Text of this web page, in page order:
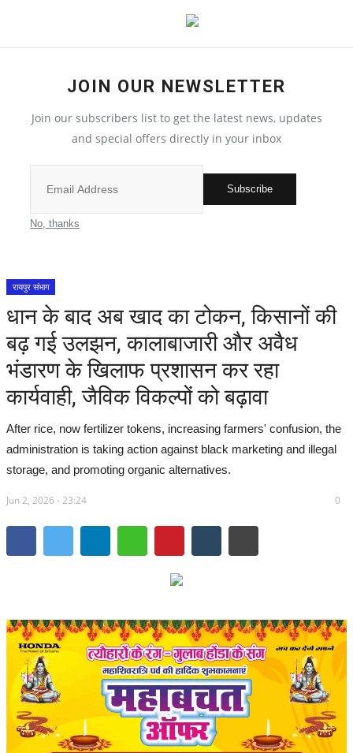
मुख्य समाचार
छत्तीसगढ़
All
सरगुजा संभाग
बिलासपुर संभाग
रायपुर संभाग
दुर्ग संभाग
खेल
राज्य
व्यापार
संपादकीय
JOIN OUR NEWSLETTER
Join our subscribers list to get the latest news, updates
and special offers directly in your inbox
Subscribe
No, thanks
रायपुर संभाग
धान के बाद अब खाद का टोकन, किसानों की
बढ़ गई उलझन, कालाबाजारी और अवैध
भंडारण के खिलाफ प्रशासन कर रहा
कार्यवाही, जैविक विकल्पों को बढ़ावा
After rice, now fertilizer tokens, increasing farmers' confusion, the
administration is taking action against black marketing and illegal
storage, and promoting organic alternatives.
Jun 2, 2026 - 23:24 0